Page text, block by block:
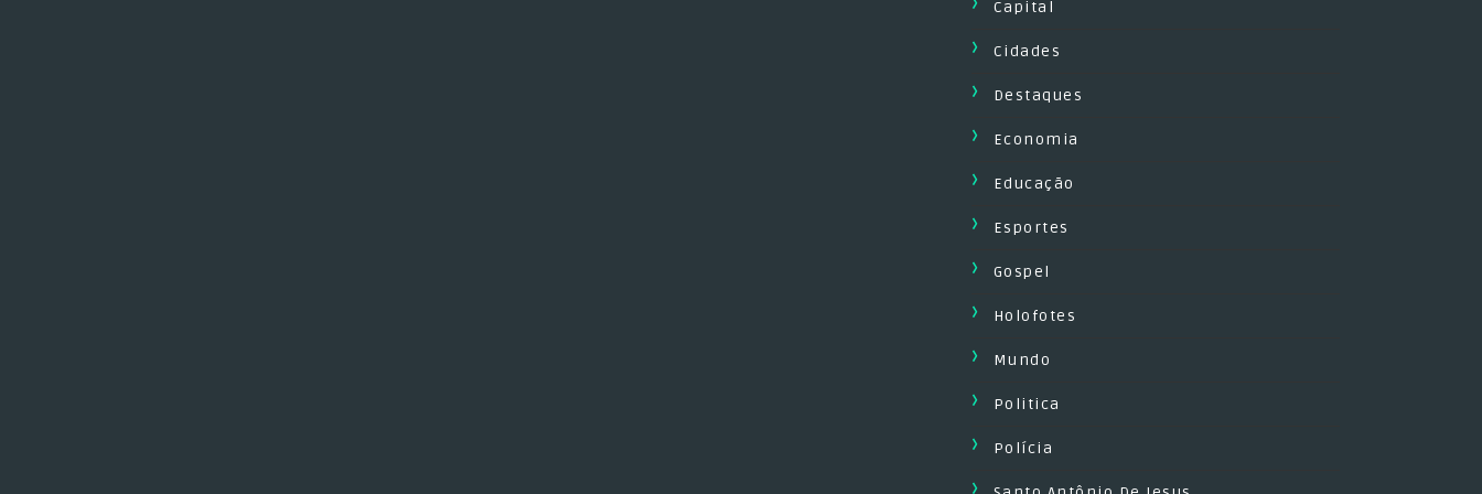
Capital
Cidades
Destaques
Economia
Educação
Esportes
Gospel
Holofotes
Mundo
Politica
Polícia